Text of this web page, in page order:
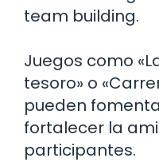
team building.
Juegos como
tesoro» o
pueden
fortalecer la
participantes.